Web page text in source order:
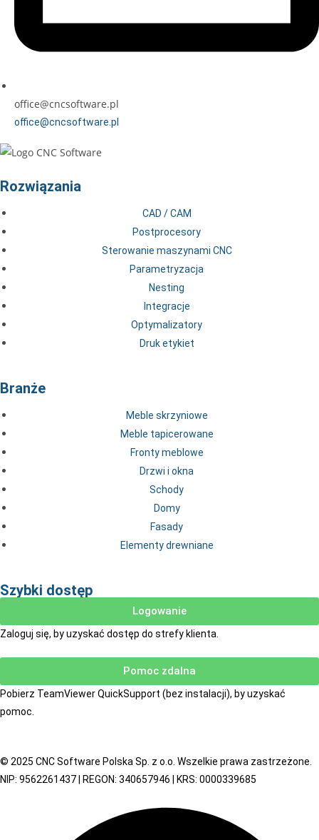
office@cncsoftware.pl
office@cncsoftware.pl
Rozwiązania
CAD / CAM
Postprocesory
Sterowanie maszynami CNC
Parametryzacja
Nesting
Integracje
Optymalizatory
Druk etykiet
Branże
Meble skrzyniowe
Meble tapicerowane
Fronty meblowe
Drzwi i okna
Schody
Domy
Fasady
Elementy drewniane
Szybki dostęp
Logowanie
Zaloguj się, by uzyskać dostęp do strefy klienta.
Pomoc zdalna
Pobierz TeamViewer QuickSupport (bez instalacji), by uzyskać
pomoc.
© 2025 CNC Software Polska Sp. z o.o. Wszelkie prawa zastrzeżone.
NIP: 9562261437 | REGON: 340657946 | KRS: 0000339685